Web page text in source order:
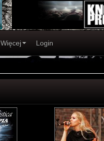
Więcej Login